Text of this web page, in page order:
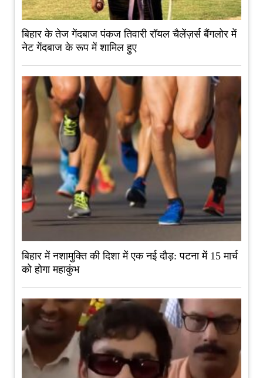
बिहार के तेज गेंदबाज पंकज तिवारी रॉयल चैलेंज़र्स बैंगलोर में
नेट गेंदबाज के रूप में शामिल हुए
बिहार में नशामुक्ति की दिशा में एक नई दौड़: पटना में 15 मार्च
को होगा महाकुंभ